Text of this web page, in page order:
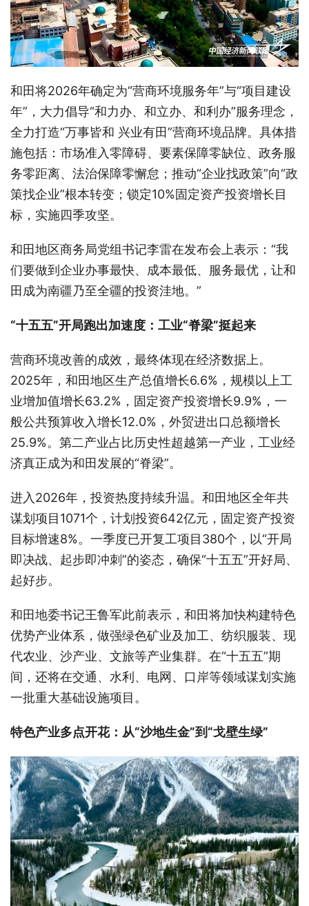
和田将2026年确定为“营商环境服务年”与“项目建设
年”，大力倡导“和力办、和立办、和利办”服务理念，
全力打造“万事皆和 兴业有田”营商环境品牌。具体措
施包括：市场准入零障碍、要素保障零缺位、政务服
务零距离、法治保障零懈怠；推动“企业找政策”向“政
策找企业”根本转变；锁定10%固定资产投资增长目
标，实施四季攻坚。
和田地区商务局党组书记李雷在发布会上表示：“我
们要做到企业办事最快、成本最低、服务最优，让和
田成为南疆乃至全疆的投资洼地。”
“十五五”开局跑出加速度：工业“脊梁”挺起来
营商环境改善的成效，最终体现在经济数据上。
2025年，和田地区生产总值增长6.6%，规模以上工
业增加值增长63.2%，固定资产投资增长9.9%，一
般公共预算收入增长12.0%，外贸进出口总额增长
25.9%。第二产业占比历史性超越第一产业，工业经
济真正成为和田发展的“脊梁”。
进入2026年，投资热度持续升温。和田地区全年共
谋划项目1071个，计划投资642亿元，固定资产投资
目标增速8%。一季度已开复工项目380个，以“开局
即决战、起步即冲刺”的姿态，确保“十五五”开好局、
起好步。
和田地委书记王鲁军此前表示，和田将加快构建特色
优势产业体系，做强绿色矿业及加工、纺织服装、现
代农业、沙产业、文旅等产业集群。在“十五五”期
间，还将在交通、水利、电网、口岸等领域谋划实施
一批重大基础设施项目。
特色产业多点开花：从“沙地生金”到“戈壁生绿”